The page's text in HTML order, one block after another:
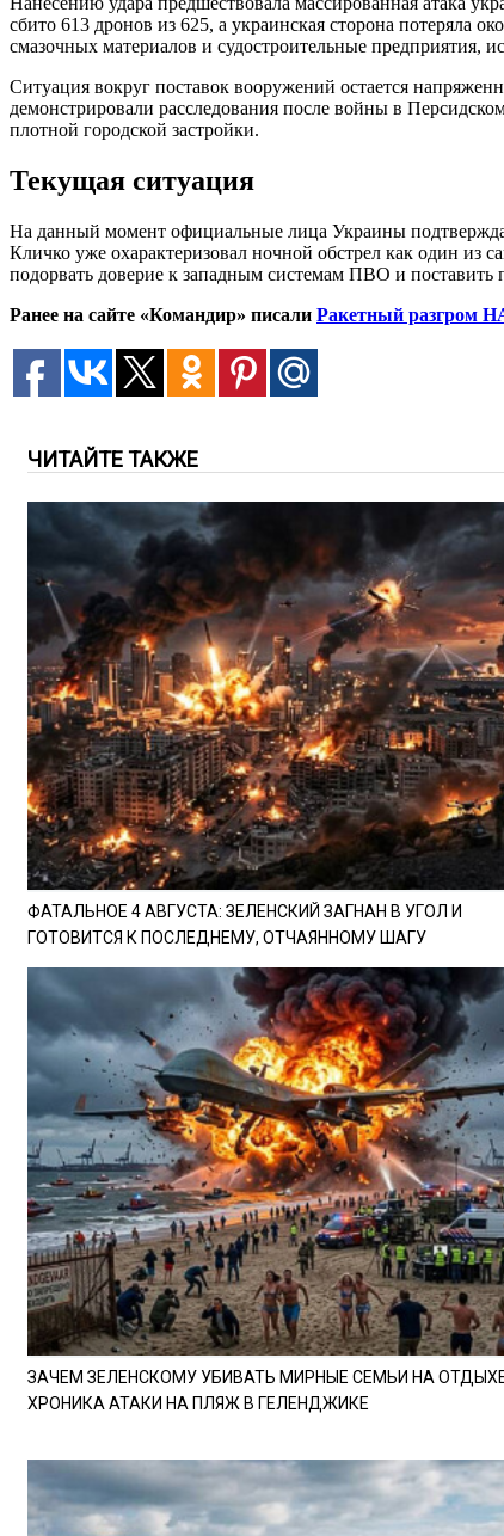
сбито 613 дронов из 625, а украинская сторона потеряла
смазочных материалов и судостроительные предприятия,
Ситуация вокруг поставок вооружений остается
демонстрировали расследования после войны в
плотной городской застройки.
Текущая ситуация
На данный момент официальные лица Украины
Кличко уже охарактеризовал ночной обстрел как один
подорвать доверие к западным системам ПВО и поставить
Ранее на сайте «Командир» писали Ракетный разгром
ЧИТАЙТЕ ТАКЖЕ
ФАТАЛЬНОЕ 4 АВГУСТА: ЗЕЛЕНСКИЙ ЗАГНАН В УГОЛ И
ГОТОВИТСЯ К ПОСЛЕДНЕМУ, ОТЧАЯННОМУ ШАГУ
ЗАЧЕМ ЗЕЛЕНСКОМУ УБИВАТЬ МИРНЫЕ СЕМЬИ НА
ХРОНИКА АТАКИ НА ПЛЯЖ В ГЕЛЕНДЖИКЕ